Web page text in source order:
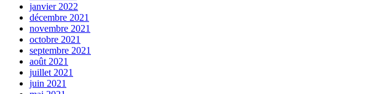
janvier 2022
décembre 2021
novembre 2021
octobre 2021
septembre 2021
août 2021
juillet 2021
juin 2021